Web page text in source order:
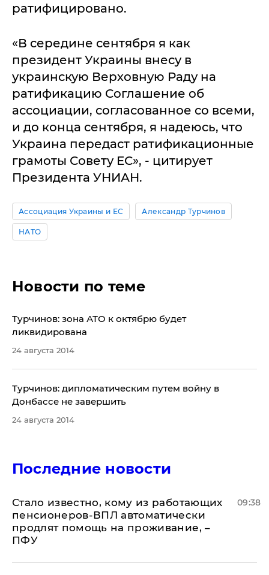
ратифицировано.
«В середине сентября я как
президент Украины внесу в
украинскую Верховную Раду на
ратификацию Соглашение об
ассоциации, согласованное со всеми,
и до конца сентября, я надеюсь, что
Украина передаст ратификационные
грамоты Совету ЕС», - цитирует
Президента УНИАН.
Ассоциация Украины и ЕС Александр Турчинов
НАТО
Новости по теме
Турчинов: зона АТО к октябрю будет
ликвидирована
24 августа 2014
Турчинов: дипломатическим путем войну в
Донбассе не завершить
24 августа 2014
Последние новости
Стало известно, кому из работающих
пенсионеров-ВПЛ автоматически
продлят помощь на проживание, –
ПФУ
09:38